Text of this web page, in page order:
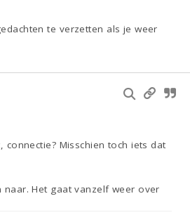
te verzetten als je weer
Misschien toch iets dat
Het gaat vanzelf weer over